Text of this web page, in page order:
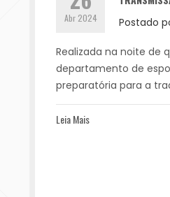
Abr 2024 Postado
Realizada na noite de
departamento de
preparatória para a
Leia Mais